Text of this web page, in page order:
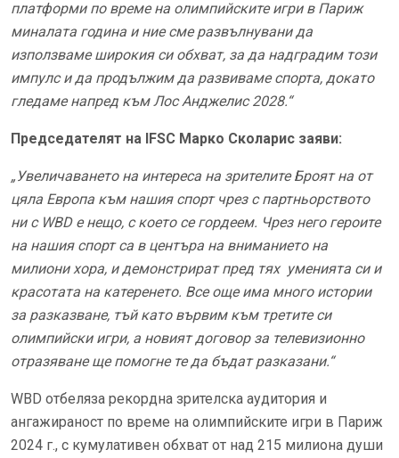
платформи по време на олимпийските игри в Париж
миналата година и ние сме развълнувани да
използваме широкия си обхват, за да надградим този
импулс и да продължим да развиваме спорта, докато
гледаме напред към Лос Анджелис 2028.“
Председателят на IFSC Марко Сколарис заяви:
„Увеличаването на интереса на зрителите Броят на от
цяла Европа към нашия спорт чрез с партньорството
ни с WBD е нещо, с което се гордеем. Чрез него героите
на нашия спорт са в центъра на вниманието на
милиони хора, и демонстрират пред тях уменията си и
красотата на катеренето. Все още има много истории
за разказване, тъй като вървим към третите си
олимпийски игри, а новият договор за телевизионно
отразяване ще помогне те да бъдат разказани.“
WBD отбеляза рекордна зрителска аудитория и
ангажираност по време на олимпийските игри в Париж
2024 г., с кумулативен обхват от над 215 милиона души